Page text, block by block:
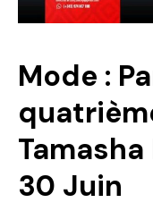
Mode :
30 Juin